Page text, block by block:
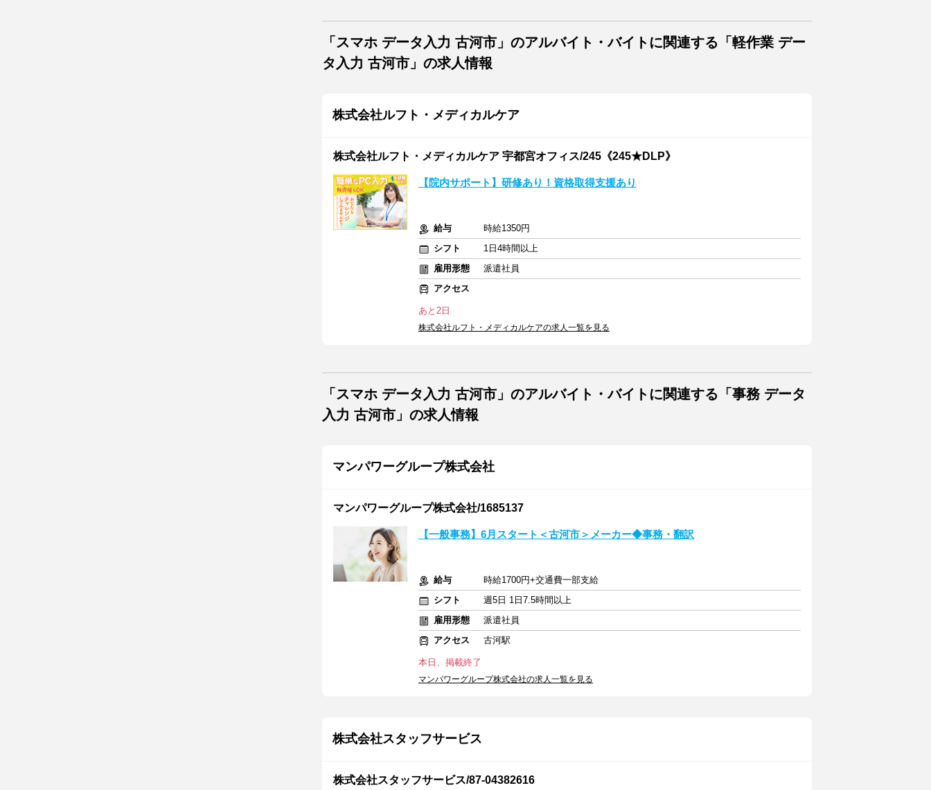
「スマホ データ入力 古河市」のアルバイト・バイトに関連する「軽作業 デー
タ入力 古河市」の求人情報
株式会社ルフト・メディカルケア
株式会社ルフト・メディカルケア 宇都宮オフィス/245《245★DLP》
【院内サポート】研修あり！資格取得支援あり
給与
時給1350円
シフト
1日4時間以上
雇用形態
派遣社員
アクセス
あと2日
株式会社ルフト・メディカルケアの求人一覧を見る
「スマホ データ入力 古河市」のアルバイト・バイトに関連する「事務 データ
入力 古河市」の求人情報
マンパワーグループ株式会社
マンパワーグループ株式会社/1685137
【一般事務】6月スタート＜古河市＞メーカー◆事務・翻訳
給与
時給1700円+交通費一部支給
シフト
週5日 1日7.5時間以上
雇用形態
派遣社員
アクセス
古河駅
本日、掲載終了
マンパワーグループ株式会社の求人一覧を見る
株式会社スタッフサービス
株式会社スタッフサービス/87-04382616